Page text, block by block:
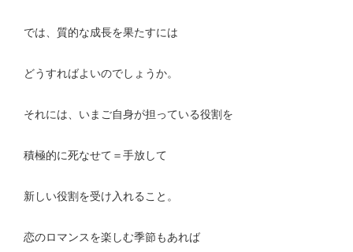
では、質的な成長を果たすには
どうすればよいのでしょうか。
それには、いまご自身が担っている役割を
積極的に死なせて＝手放して
新しい役割を受け入れること。
恋のロマンスを楽しむ季節もあれば